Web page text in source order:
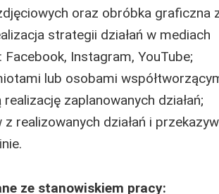
oraz obróbka graficzna
strategii działań w mediach
Facebook, Instagram, YouTube;
lub osobami
zaplanowanych działań;
realizowanych działań i
ze stanowiskiem pracy: